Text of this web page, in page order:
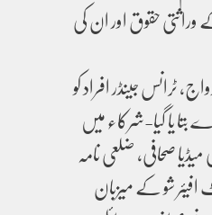
حقوق اور ان کی
ٹرانس جینڈر افراد کو
بتا یا گیا-شرکاء میں
میڈیا صحافی، ضلعی نامہ
افیئر شو کے میزبان